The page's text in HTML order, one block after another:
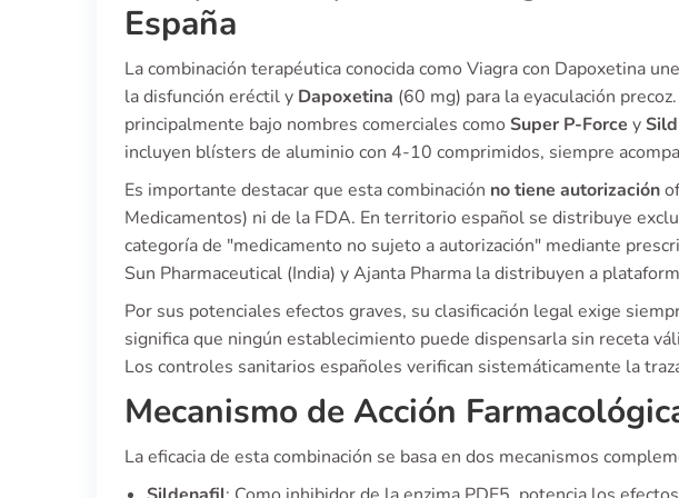
España
La combinación terapéutica conocida como Viagra con Dapoxetina
la disfunción eréctil y Dapoxetina (60 mg) para la eyaculación
principalmente bajo nombres comerciales como Super P-Force y
incluyen blísters de aluminio con 4-10 comprimidos, siempre
Es importante destacar que esta combinación no tiene autorización
Medicamentos) ni de la FDA. En territorio español se distribuye
categoría de "medicamento no sujeto a autorización" mediante
Sun Pharmaceutical (India) y Ajanta Pharma la distribuyen a
Por sus potenciales efectos graves, su clasificación legal exige
significa que ningún establecimiento puede dispensarla sin receta
Los controles sanitarios españoles verifican sistemáticamente la
Mecanismo de Acción
La eficacia de esta combinación se basa en dos mecanismos